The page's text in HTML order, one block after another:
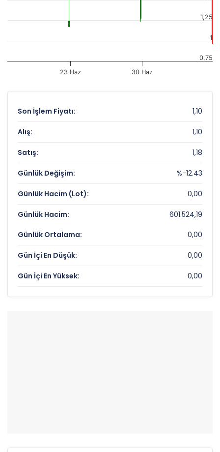
23 Haz 30 Haz
0,75
1
1,25
Son İşlem Fiyatı: 1,10
Alış: 1,10
Satış: 1,18
Günlük Değişim: %-12.43
Günlük Hacim (Lot): 0,00
Günlük Hacim: 601.524,19
Günlük Ortalama: 0,00
Gün İçi En Düşük: 0,00
Gün İçi En Yüksek: 0,00